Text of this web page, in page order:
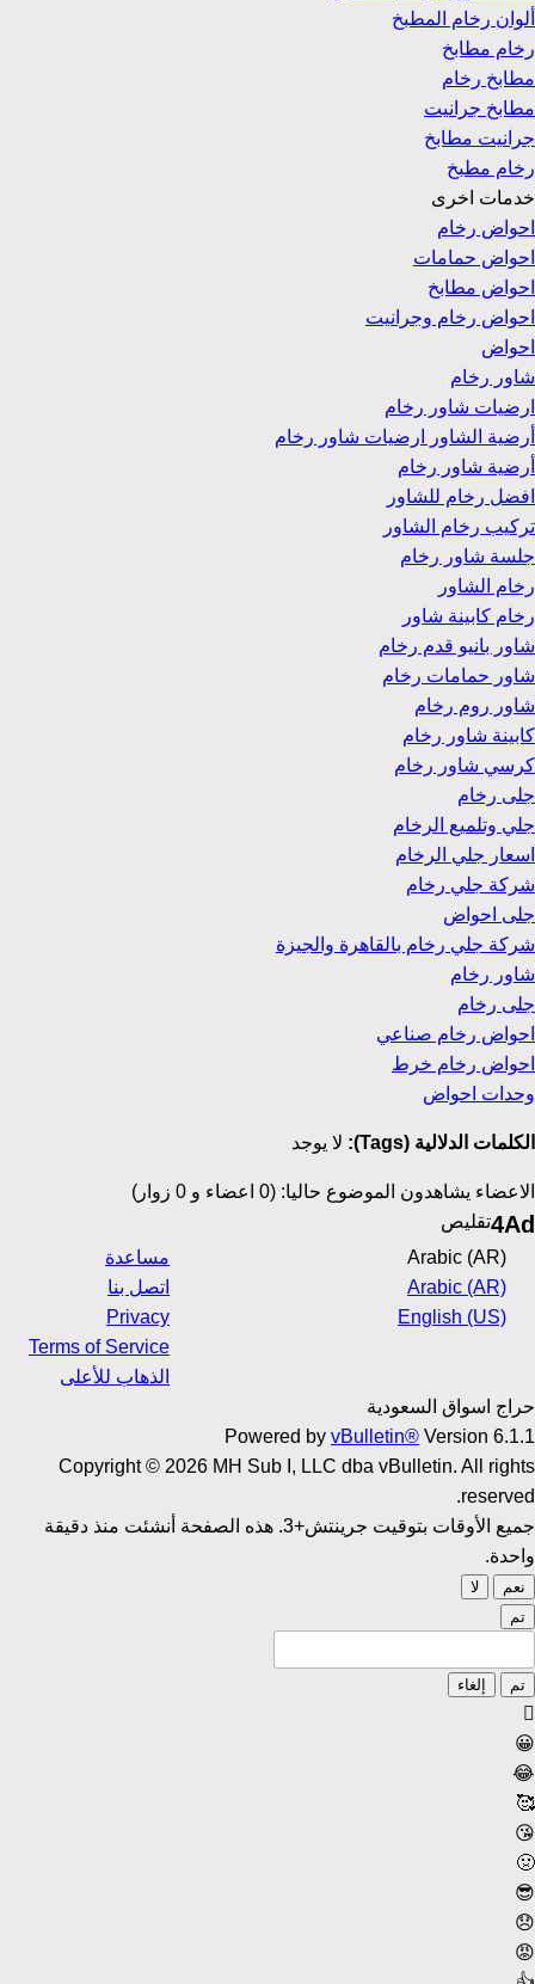
ألوان رخام المطبخ
رخام مطابخ
مطابخ رخام
مطابخ جرانيت
جرانيت مطابخ
رخام مطبخ
خدمات اخرى
احواض رخام
احواض حمامات
احواض مطابخ
احواض رخام وجرانيت
احواض
شاور رخام
ارضيات شاور رخام
أرضية الشاور ارضيات شاور رخام
أرضية شاور رخام
افضل رخام للشاور
تركيب رخام الشاور
جلسة شاور رخام
رخام الشاور
رخام كابينة شاور
شاور بانيو قدم رخام
شاور حمامات رخام
شاور روم رخام
كابينة شاور رخام
كرسي شاور رخام
جلى رخام
جلي وتلميع الرخام
اسعار جلي الرخام
شركة جلي رخام
جلى احواض
شركة جلي رخام بالقاهرة والجيزة
شاور رخام
جلى رخام
احواض رخام صناعي
احواض رخام خرط
وحدات احواض
الكلمات الدلالية (Tags): لا يوجد
الاعضاء يشاهدون الموضوع حاليا: (0 اعضاء و 0 زوار)
4Adتقليص
Arabic (AR)
Arabic (AR)
English (US)
مساعدة
اتصل بنا
Privacy
Terms of Service
الذهاب للأعلى
حراج اسواق السعودية
Powered by vBulletin® Version 6.1.1
Copyright © 2026 MH Sub I, LLC dba vBulletin. All rights
reserved.
جميع الأوقات بتوقيت جرينتش+3. هذه الصفحة أنشئت منذ دقيقة
واحدة.
نعم
لا
تم
تم إلغاء
😀
😂
🥰
😘
🤢
😎
😞
😡